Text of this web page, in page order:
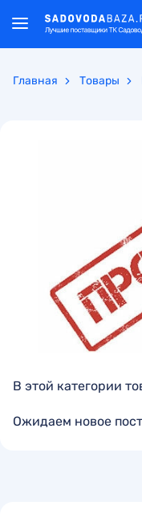
Главная Товары
В этой категории
Ожидаем новое